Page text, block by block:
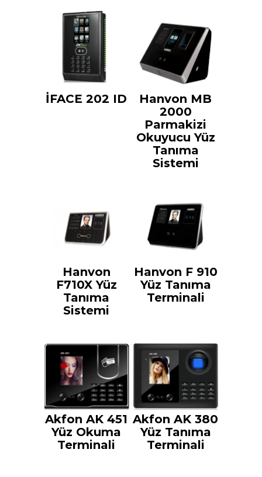
İFACE 202 ID
Hanvon MB
2000
Parmakizi
Okuyucu Yüz
Tanıma
Sistemi
Hanvon
F710X Yüz
Tanıma
Sistemi
Hanvon F 910
Yüz Tanıma
Terminali
Akfon AK 451
Yüz Okuma
Terminali
Akfon AK 380
Yüz Tanıma
Terminali